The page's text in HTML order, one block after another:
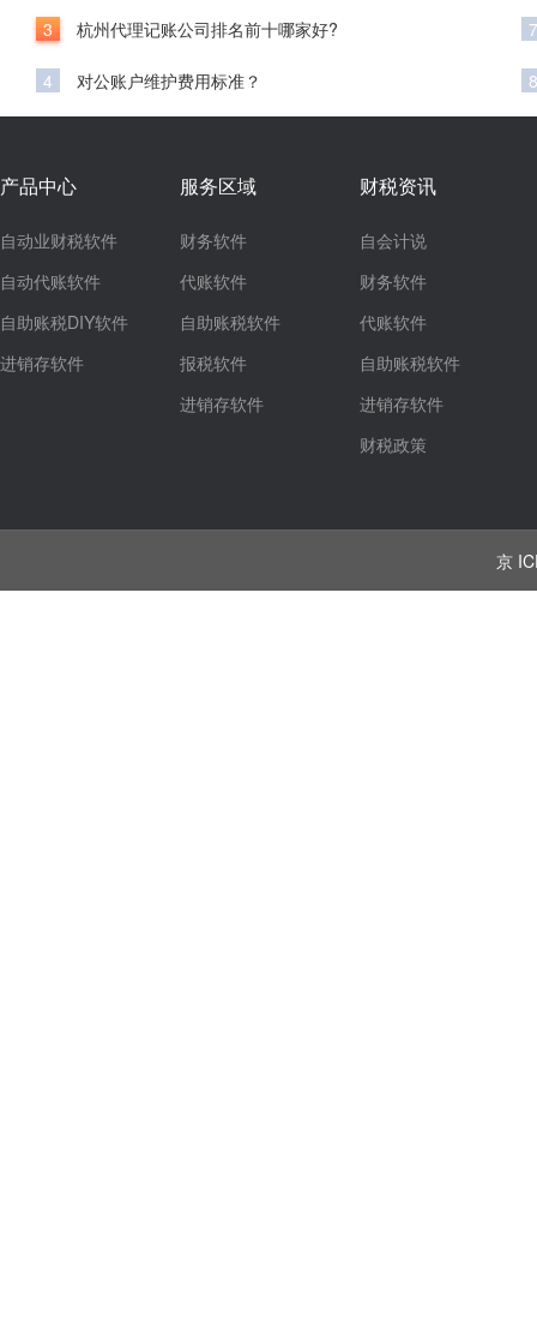
3 杭州代理记账公司排名前十哪家好?
4 对公账户维护费用标准？
7
8
产品中心
自动业财税软件
自动代账软件
自助账税DIY软件
进销存软件
服务区域
财务软件
代账软件
自助账税软件
报税软件
进销存软件
财税资讯
自会计说
财务软件
代账软件
自助账税软件
进销存软件
财税政策
京